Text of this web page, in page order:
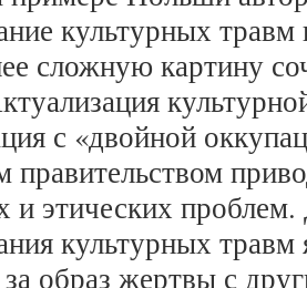
культурных
сложную картину
с «двойной
правительством
и этических
культурных травм
образ жертвы с